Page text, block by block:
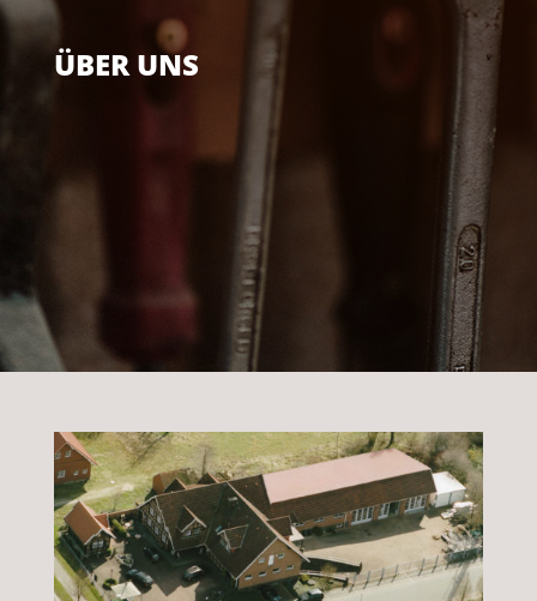
ÜBER UNS